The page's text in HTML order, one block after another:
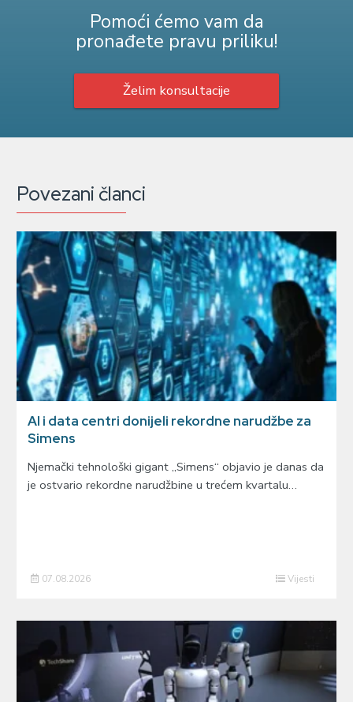
Pomoći ćemo vam da
pronađete pravu priliku!
Želim konsultacije
Povezani članci
AI i data centri donijeli rekordne narudžbe za
Simens
Njemački tehnološki gigant „Simens“ objavio je danas da
je ostvario rekordne narudžbine u trećem kvartalu…
07.08.2026 Vijesti